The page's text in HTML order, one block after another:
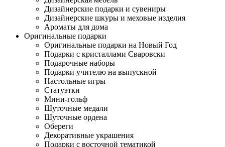
Дизайнерские подарки и сувениры
Дизайнерские шкуры и меховые изделия
Ароматы для дома
Оригинальные подарки
Оригинальные подарки на Новый Год
Подарки с кристаллами Сваровски
Подарочные наборы
Подарки учителю на выпускной
Настольные игры
Статуэтки
Мини-гольф
Шуточные медали
Шуточные ордена
Обереги
Декоративные украшения
Подарки с восточной тематикой